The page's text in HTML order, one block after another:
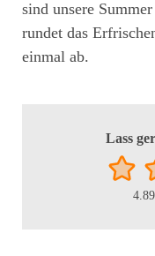
sind unsere
rundet das
einmal ab.
Lass
4.89